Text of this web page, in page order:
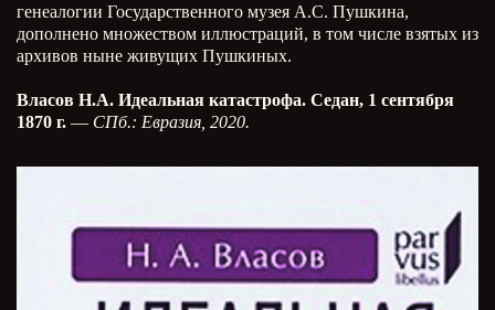
генеалогии Государственного музея А.С. Пушкина,
дополнено множеством иллюстраций, в том числе взятых из
архивов ныне живущих Пушкиных.
Власов Н.А. Идеальная катастрофа. Седан, 1 сентября
1870 г. — СПб.: Евразия, 2020.